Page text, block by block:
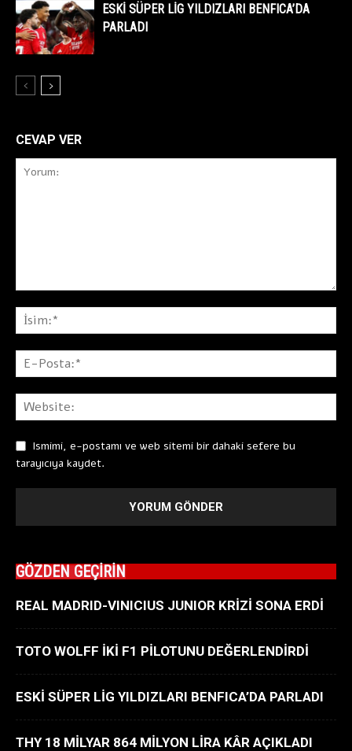
ESKİ SÜPER LİG YILDIZLARI BENFICA’DA
PARLADI
CEVAP VER
Ismimi, e-postamı ve web sitemi bir dahaki sefere bu
tarayıcıya kaydet.
GÖZDEN GEÇİRİN
REAL MADRID-VINICIUS JUNIOR KRİZİ SONA ERDİ
TOTO WOLFF İKİ F1 PİLOTUNU DEĞERLENDİRDİ
ESKİ SÜPER LİG YILDIZLARI BENFICA’DA PARLADI
THY 18 MİLYAR 864 MİLYON LİRA KÂR AÇIKLADI